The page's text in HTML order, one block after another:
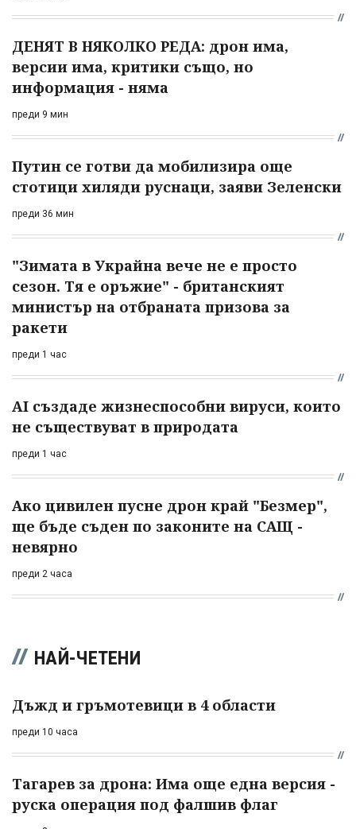
ДЕНЯТ В НЯКОЛКО РЕДА: дрон има,
версии има, критики също, но
информация - няма
преди 9 мин
Путин се готви да мобилизира още
стотици хиляди руснаци, заяви Зеленски
преди 36 мин
"Зимата в Украйна вече не е просто
сезон. Тя е оръжие" - британският
министър на отбраната призова за
ракети
преди 1 час
AI създаде жизнеспособни вируси, които
не съществуват в природата
преди 1 час
Ако цивилен пусне дрон край "Безмер",
ще бъде съден по законите на САЩ -
невярно
преди 2 часа
НАЙ-ЧЕТЕНИ
Дъжд и гръмотевици в 4 области
преди 10 часа
Тагарев за дрона: Има още една версия -
руска операция под фалшив флаг